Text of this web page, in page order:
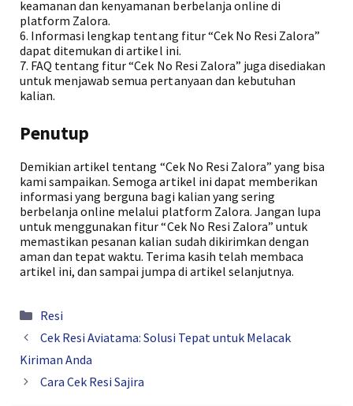
keamanan dan kenyamanan berbelanja online di
platform Zalora.
6. Informasi lengkap tentang fitur “Cek No Resi Zalora”
dapat ditemukan di artikel ini.
7. FAQ tentang fitur “Cek No Resi Zalora” juga disediakan
untuk menjawab semua pertanyaan dan kebutuhan
kalian.
Penutup
Demikian artikel tentang “Cek No Resi Zalora” yang bisa
kami sampaikan. Semoga artikel ini dapat memberikan
informasi yang berguna bagi kalian yang sering
berbelanja online melalui platform Zalora. Jangan lupa
untuk menggunakan fitur “Cek No Resi Zalora” untuk
memastikan pesanan kalian sudah dikirimkan dengan
aman dan tepat waktu. Terima kasih telah membaca
artikel ini, dan sampai jumpa di artikel selanjutnya.
Kategori
Resi
Cek Resi Aviatama: Solusi Tepat untuk Melacak
Kiriman Anda
Cara Cek Resi Sajira